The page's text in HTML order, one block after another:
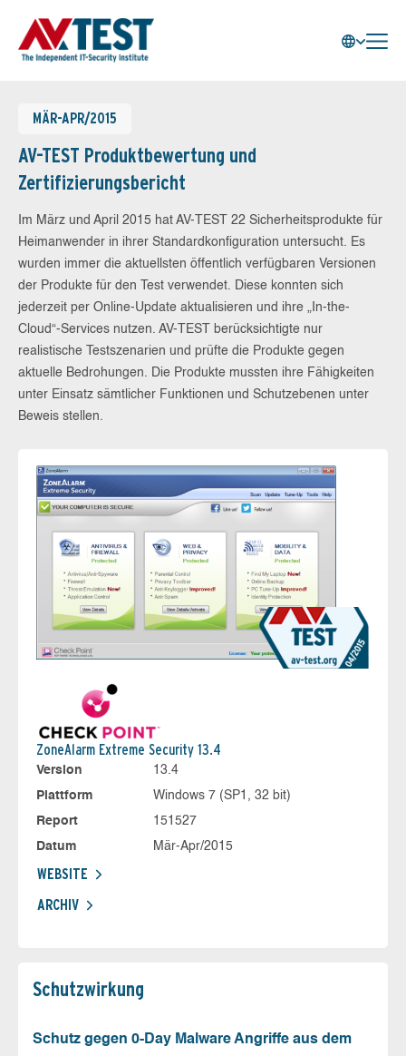
MÄR-APR/2015
AV-TEST Produktbewertung und
Zertifizierungsbericht
Im März und April 2015 hat AV-TEST 22 Sicherheitsprodukte für
Heimanwender in ihrer Standardkonfiguration untersucht. Es
wurden immer die aktuellsten öffentlich verfügbaren Versionen
der Produkte für den Test verwendet. Diese konnten sich
jederzeit per Online-Update aktualisieren und ihre „In-the-
Cloud“-Services nutzen. AV-TEST berücksichtigte nur
realistische Testszenarien und prüfte die Produkte gegen
aktuelle Bedrohungen. Die Produkte mussten ihre Fähigkeiten
unter Einsatz sämtlicher Funktionen und Schutzebenen unter
Beweis stellen.
ZoneAlarm Extreme Security 13.4
Version
13.4
Plattform
Windows 7 (SP1, 32 bit)
Report
151527
Datum
Mär-Apr/2015
WEBSITE
ARCHIV
Schutz­wirkung
Schutz gegen 0-Day Malware Angriffe aus dem